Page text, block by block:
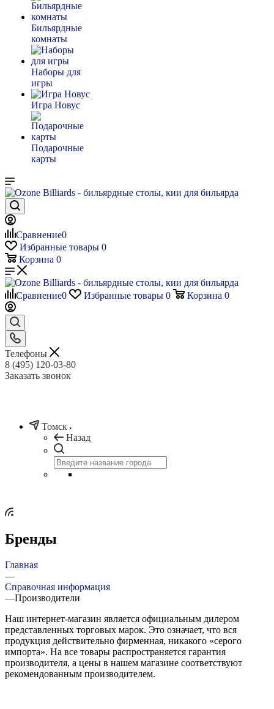
Бильярдные
комнаты
Наборы для
игры
Игра Новус
Подарочные
карты
Сравнение0
Избранные товары 0
Корзина 0
Сравнение0 Избранные товары 0 Корзина 0
Телефоны
8 (495) 120-03-80
Заказать звонок
Томск
Назад
Бренды
Главная
—
Справочная информация
—Производители
Наш интернет-магазин является официальным дилером
представленных торговых марок. Это означает, что вся
продукция действительно фирменная, никакого «серого
импорта». На все товары распространяется гарантия
производителя, а цены в нашем магазине соответствуют
рекомендованным производителем.